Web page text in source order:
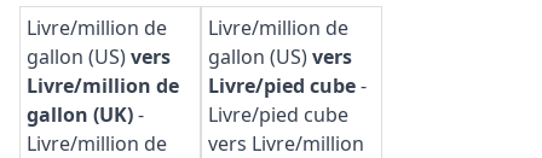
Livre/million de
gallon (US)vers
Livre/million de
gallon (UK)-
Livre/million de
Livre/million de
gallon (US)vers
Livre/pied cube-
Livre/pied cube
vers Livre/million